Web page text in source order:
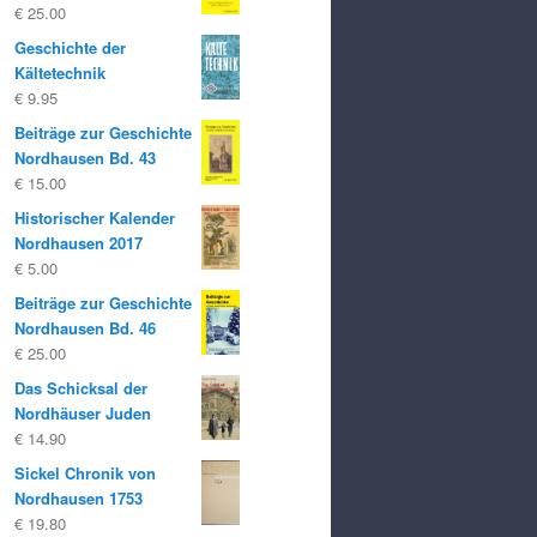
€ 25.00
Geschichte der
Kältetechnik
€ 9.95
Beiträge zur Geschichte
Nordhausen Bd. 43
€ 15.00
Historischer Kalender
Nordhausen 2017
€ 5.00
Beiträge zur Geschichte
Nordhausen Bd. 46
€ 25.00
Das Schicksal der
Nordhäuser Juden
€ 14.90
Sickel Chronik von
Nordhausen 1753
€ 19.80